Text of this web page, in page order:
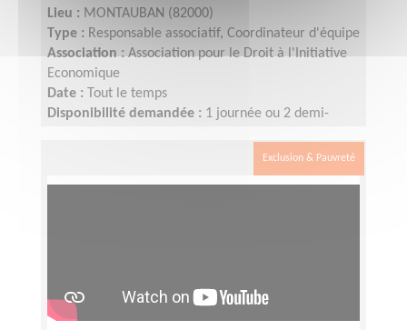
Lieu : MONTAUBAN (82000)
Type : Responsable associatif, Coordinateur d'équipe
Association :Association pour le Droit à l'Initiative
Economique
Date :
Tout le temps
Disponibilité demandée : 1 journée ou 2 demi-
Exclusion & Pauvreté